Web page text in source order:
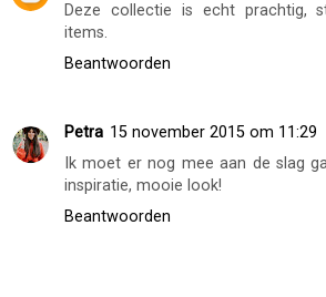
Deze collectie is echt prachtig,
items.
Beantwoorden
Petra 15 november 2015 om 11:29
Ik moet er nog mee aan de slag
inspiratie, mooie look!
Beantwoorden